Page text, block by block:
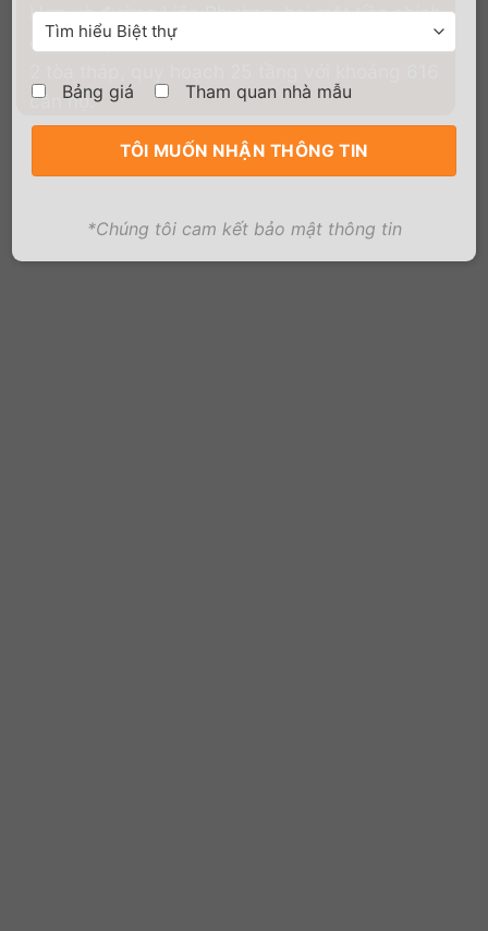
Hợp và đường Liên Phường, hai mặt tiền chính
của trung tâm mới The Global City với quy mô
căn hộ.Bảng giá Tham quan nhà mẫu
*Chúng tôi cam kết bảo mật thông tin